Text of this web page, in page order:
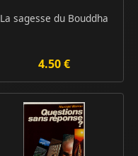
La sagesse du Bouddha
4.50 €